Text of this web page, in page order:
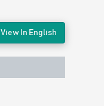
View In English